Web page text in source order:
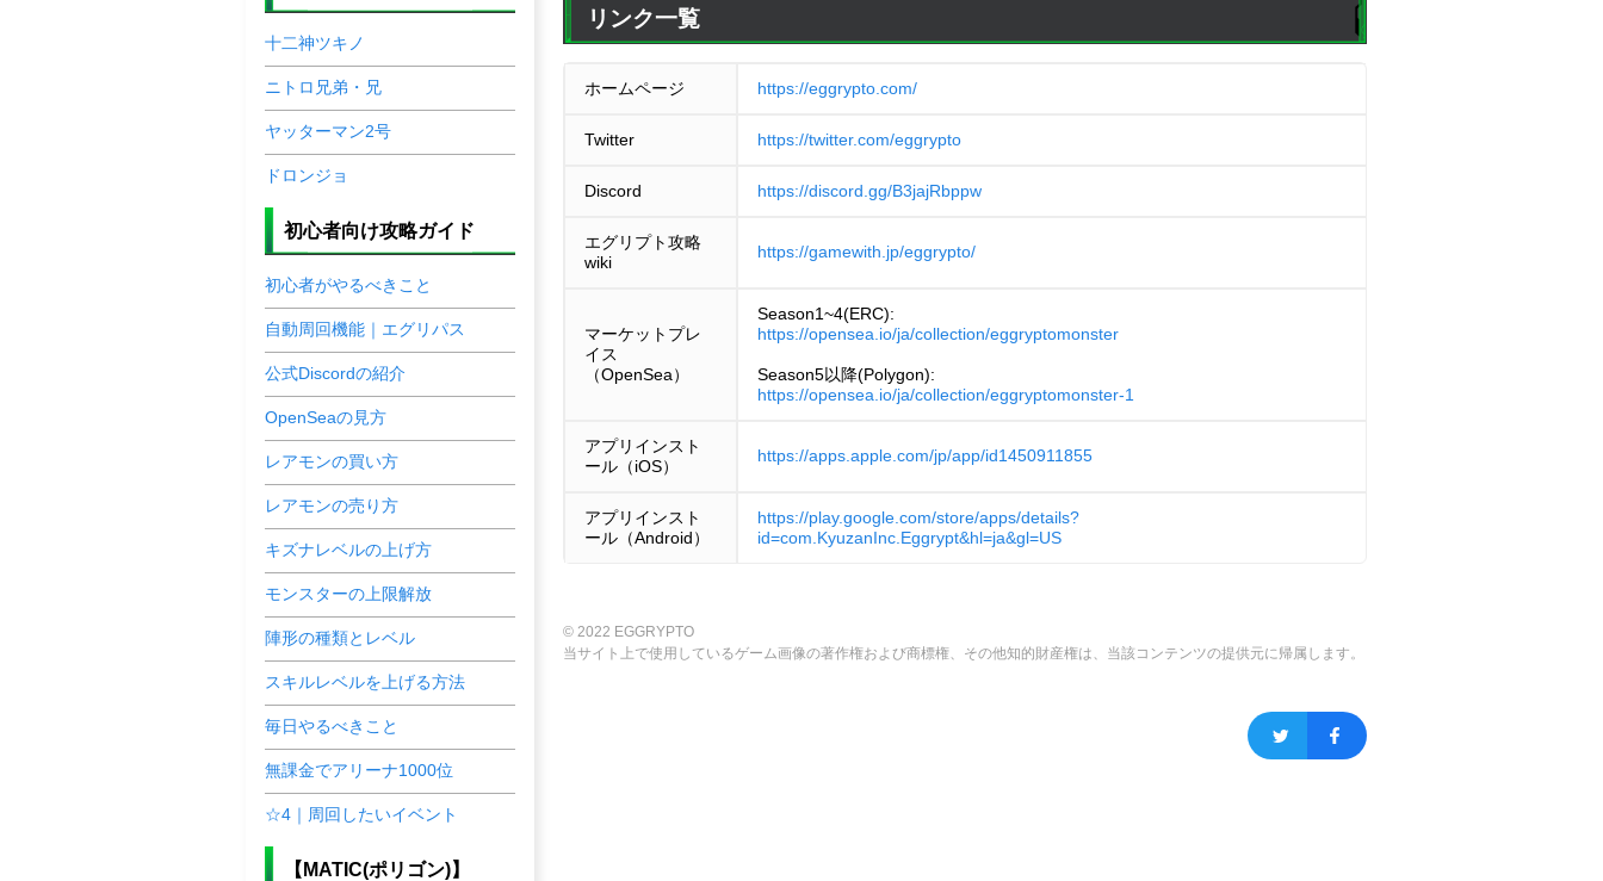
リンク一覧
ホームページ https://eggrypto.com/
Twitter https://twitter.com/eggrypto
Discord https://discord.gg/B3jajRbppw
エグリプト攻略
wiki
https://gamewith.jp/eggrypto/
マーケットプレ
イス
（OpenSea）
Season1~4(ERC):
https://opensea.io/ja/collection/eggryptomonster
Season5以降(Polygon):
https://opensea.io/ja/collection/eggryptomonster-1
アプリインスト
ール（iOS）
https://apps.apple.com/jp/app/id1450911855
アプリインスト
ール（Android）
https://play.google.com/store/apps/details?
id=com.KyuzanInc.Eggrypt&hl=ja&gl=US
© 2022 EGGRYPTO
当サイト上で使用しているゲーム画像の著作権および商標権、その他知的財産権は、当該コンテンツの提供元に帰属します。
十二神ツキノ
ニトロ兄弟・兄
ヤッターマン2号
ドロンジョ
初心者向け攻略ガイド
初心者がやるべきこと
自動周回機能｜エグリパス
公式Discordの紹介
OpenSeaの見方
レアモンの買い方
レアモンの売り方
キズナレベルの上げ方
モンスターの上限解放
陣形の種類とレベル
スキルレベルを上げる方法
毎日やるべきこと
無課金でアリーナ1000位
☆4｜周回したいイベント
【MATIC(ポリゴン)】